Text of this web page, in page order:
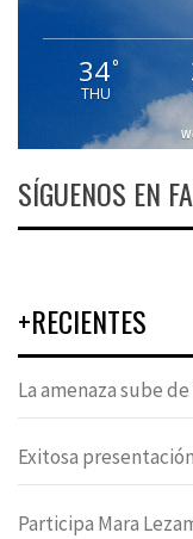
34°
THU
SÍGUENOS EN
+RECIENTES
La amenaza sube
Exitosa
Participa Mara